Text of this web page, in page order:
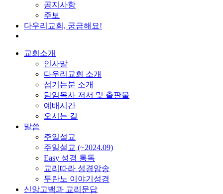
공지사항
주보
다우리교회, 궁금해요!
교회소개
인사말
다우리교회 소개
섬기는분 소개
담임목사 저서 및 출판물
예배시간
오시는 길
말씀
주일설교
주일설교 (~2024.09)
Easy 성경 통독
교리따라 성경암송
두란노 이야기성경
신앙고백과 교리문답